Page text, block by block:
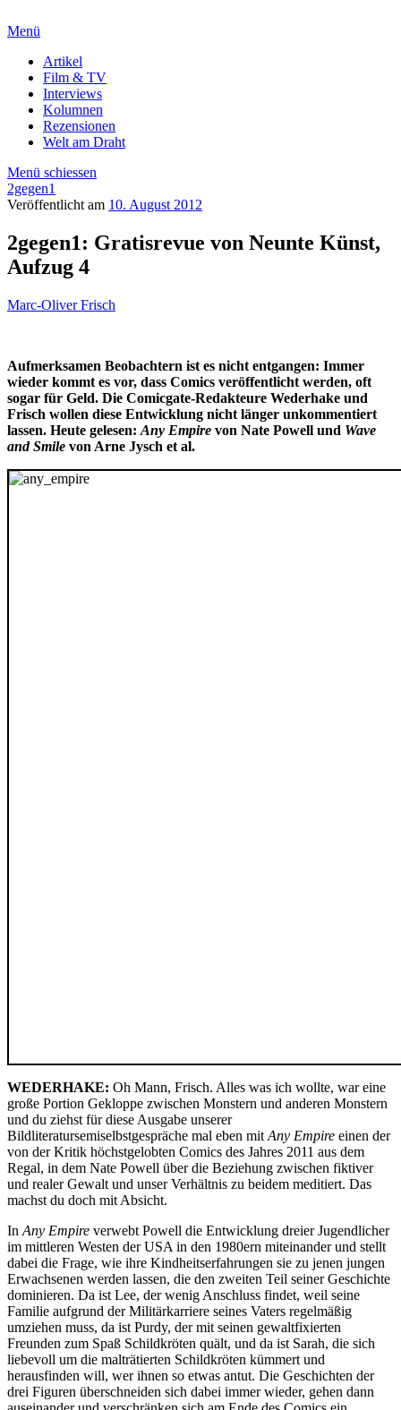
Menü
Artikel
Film & TV
Interviews
Kolumnen
Rezensionen
Welt am Draht
Menü schiessen
2gegen1
Veröffentlicht am 10. August 2012
2gegen1: Gratisrevue von Neunte Künst,
Aufzug 4
Marc-Oliver Frisch
Aufmerksamen Beobachtern ist es nicht entgangen: Immer
wieder kommt es vor, dass Comics veröffentlicht werden, oft
sogar für Geld. Die Comicgate-Redakteure Wederhake und
Frisch wollen diese Entwicklung nicht länger unkommentiert
lassen. Heute gelesen: Any Empire von Nate Powell und Wave
and Smile von Arne Jysch et al.
WEDERHAKE: Oh Mann, Frisch. Alles was ich wollte, war eine
große Portion Gekloppe zwischen Monstern und anderen Monstern
und du ziehst für diese Ausgabe unserer
Bildliteratursemiselbstgespräche mal eben mit Any Empire einen der
von der Kritik höchstgelobten Comics des Jahres 2011 aus dem
Regal, in dem Nate Powell über die Beziehung zwischen fiktiver
und realer Gewalt und unser Verhältnis zu beidem meditiert. Das
machst du doch mit Absicht.
In Any Empire verwebt Powell die Entwicklung dreier Jugendlicher
im mittleren Westen der USA in den 1980ern miteinander und stellt
dabei die Frage, wie ihre Kindheitserfahrungen sie zu jenen jungen
Erwachsenen werden lassen, die den zweiten Teil seiner Geschichte
dominieren. Da ist Lee, der wenig Anschluss findet, weil seine
Familie aufgrund der Militärkarriere seines Vaters regelmäßig
umziehen muss, da ist Purdy, der mit seinen gewaltfixierten
Freunden zum Spaß Schildkröten quält, und da ist Sarah, die sich
liebevoll um die malträtierten Schildkröten kümmert und
herausfinden will, wer ihnen so etwas antut. Die Geschichten der
drei Figuren überschneiden sich dabei immer wieder, gehen dann